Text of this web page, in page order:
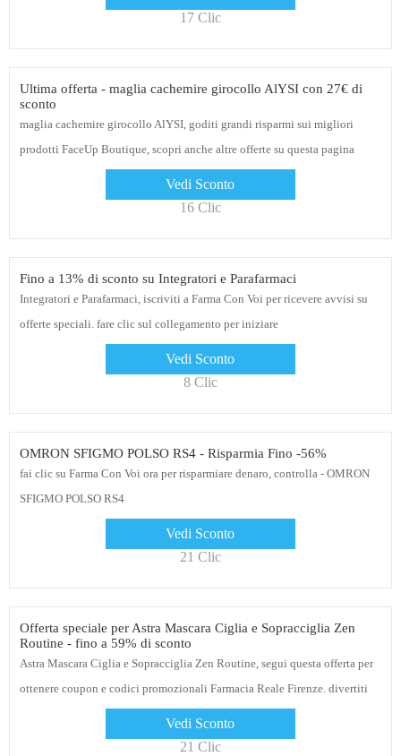
17 Clic
Ultima offerta - maglia cachemire girocollo AlYSI con 27€ di
sconto
maglia cachemire girocollo AlYSI, goditi grandi risparmi sui migliori
prodotti FaceUp Boutique, scopri anche altre offerte su questa pagina
Vedi Sconto
16 Clic
Fino a 13% di sconto su Integratori e Parafarmaci
Integratori e Parafarmaci, iscriviti a Farma Con Voi per ricevere avvisi su
offerte speciali. fare clic sul collegamento per iniziare
Vedi Sconto
8 Clic
OMRON SFIGMO POLSO RS4 - Risparmia Fino -56%
fai clic su Farma Con Voi ora per risparmiare denaro, controlla - OMRON
SFIGMO POLSO RS4
Vedi Sconto
21 Clic
Offerta speciale per Astra Mascara Ciglia e Sopracciglia Zen
Routine - fino a 59% di sconto
Astra Mascara Ciglia e Sopracciglia Zen Routine, segui questa offerta per
ottenere coupon e codici promozionali Farmacia Reale Firenze. divertiti
Vedi Sconto
21 Clic